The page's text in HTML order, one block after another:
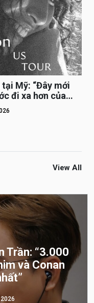
Mỹ: “Đây mới
đi xa hơn của
View All
Trần: “3.000
và Conan